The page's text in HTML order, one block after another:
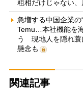
粗相だけじゃない、
急増する中国企業
Temu…本社機能を
う 現地人を隠れ蓑
懸念も
関連記事